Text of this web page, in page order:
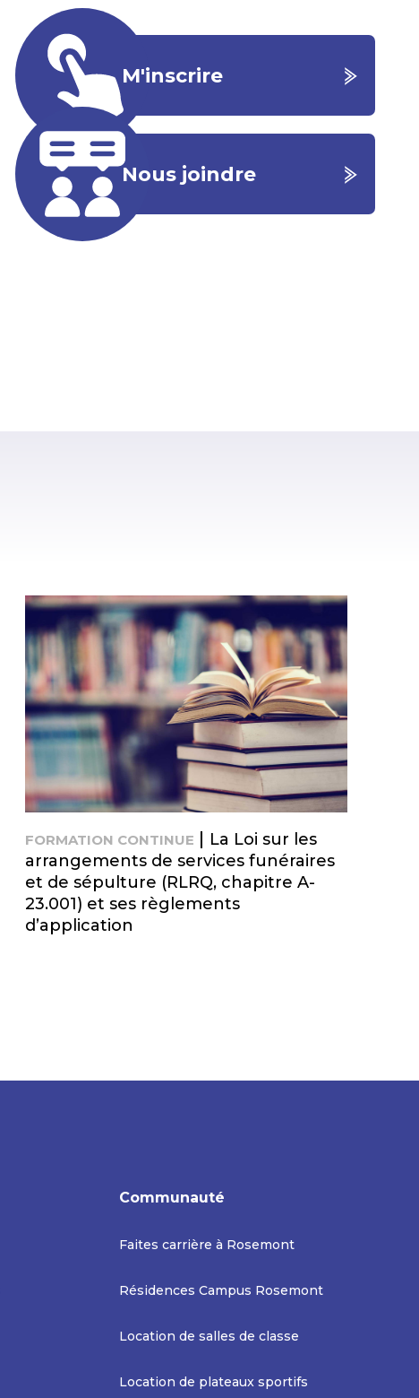
M'inscrire
Nous joindre
FORMATION CONTINUE
La Loi sur les
arrangements de services funéraires
et de sépulture (RLRQ, chapitre A-
23.001) et ses règlements
d’application
Communauté
Faites carrière à Rosemont
Résidences Campus Rosemont
Location de salles de classe
Location de plateaux sportifs